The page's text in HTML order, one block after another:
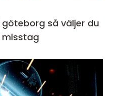
så väljer du